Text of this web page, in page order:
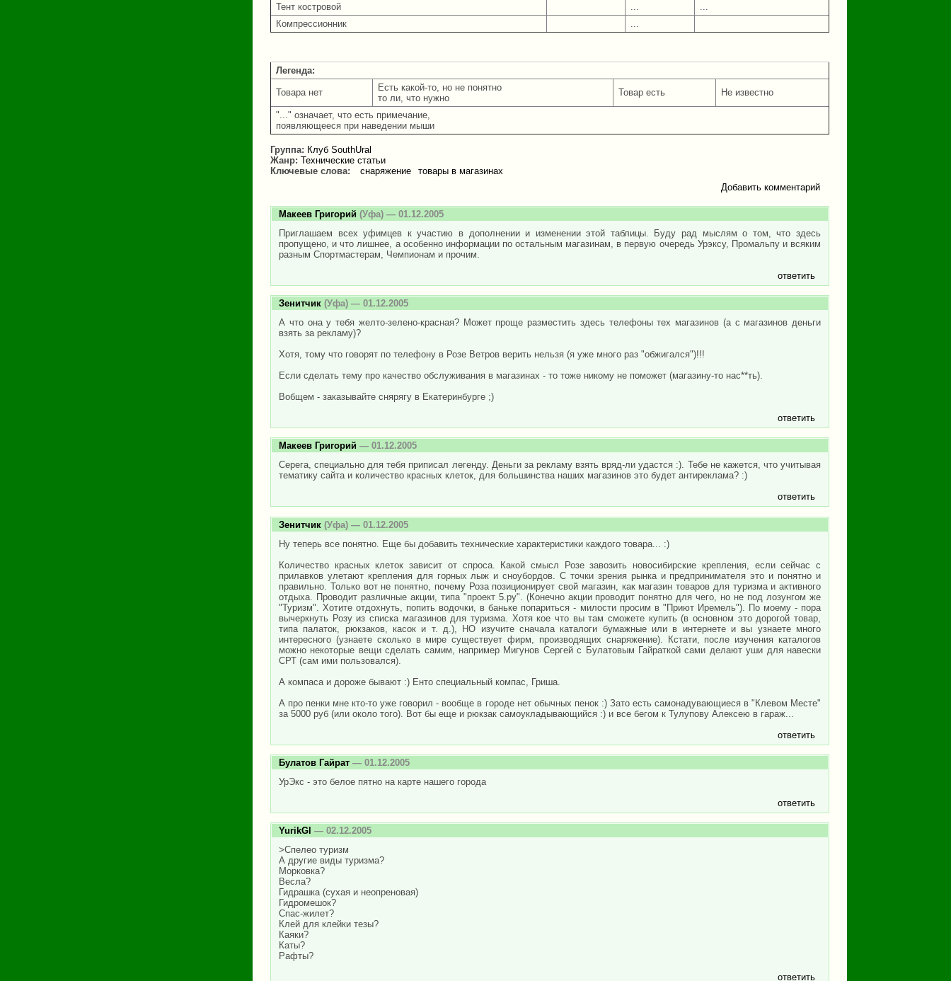
Тент костровой
Компрессионник
Легенда:
Товара нет
Есть какой-то, но не понятно
то ли, что нужно
Товар есть Не известно
"..." означает, что есть примечание,
появляющееся при наведении мыши
Группа: Клуб SouthUral
Жанр: Технические статьи
Ключевые слова:
снаряжение
товары в магазинах
Добавить комментарий
Макеев Григорий (Уфа) — 01.12.2005
Приглашаем всех уфимцев к участию в дополнении и изменении этой таблицы. Буду рад мыслям о том, что здесь
пропущено, и что лишнее, а особенно информации по остальным магазинам, в первую очередь Урэксу, Промальпу и всяким
разным Спортмастерам, Чемпионам и прочим.
ответить
Зенитчик (Уфа) — 01.12.2005
А что она у тебя желто-зелено-красная? Может проще разместить здесь телефоны тех магазинов (а с магазинов деньги
взять за рекламу)?
Хотя, тому что говорят по телефону в Розе Ветров верить нельзя (я уже много раз "обжигался")!!!
Если сделать тему про качество обслуживания в магазинах - то тоже никому не поможет (магазину-то нас**ть).
Вобщем - заказывайте снярягу в Екатеринбурге ;)
ответить
Макеев Григорий — 01.12.2005
Серега, специально для тебя приписал легенду. Деньги за рекламу взять вряд-ли удастся :). Тебе не кажется, что учитывая
тематику сайта и количество красных клеток, для большинства наших магазинов это будет антиреклама? :)
ответить
Зенитчик (Уфа) — 01.12.2005
Ну теперь все понятно. Еще бы добавить технические характеристики каждого товара... :)
Количество красных клеток зависит от спроса. Какой смысл Розе завозить новосибирские крепления, если сейчас с
прилавков улетают крепления для горных лыж и сноубордов. С точки зрения рынка и предпринимателя это и понятно и
правильно. Только вот не понятно, почему Роза позиционирует свой магазин, как магазин товаров для туризма и активного
отдыха. Проводит различные акции, типа "проект 5.ру". (Конечно акции проводит понятно для чего, но не под лозунгом же
"Туризм". Хотите отдохнуть, попить водочки, в баньке попариться - милости просим в "Приют Иремель"). По моему - пора
вычеркнуть Розу из списка магазинов для туризма. Хотя кое что вы там сможете купить (в основном это дорогой товар,
типа палаток, рюкзаков, касок и т. д.), НО изучите сначала каталоги бумажные или в интернете и вы узнаете много
интересного (узнаете сколько в мире существует фирм, производящих снаряжение). Кстати, после изучения каталогов
можно некоторые вещи сделать самим, например Мигунов Сергей с Булатовым Гайраткой сами делают уши для навески
СРТ (сам ими пользовался).
А компаса и дороже бывают :) Енто специальный компас, Гриша.
А про пенки мне кто-то уже говорил - вообще в городе нет обычных пенок :) Зато есть самонадувающиеся в "Клевом Месте"
за 5000 руб (или около того). Вот бы еще и рюкзак самоукладывающийся :) и все бегом к Тулупову Алексею в гараж...
ответить
Булатов Гайрат — 01.12.2005
УрЭкс - это белое пятно на карте нашего города
ответить
YurikGl — 02.12.2005
>Спелео туризм
А другие виды туризма?
Морковка?
Весла?
Гидрашка (сухая и неопреновая)
Гидромешок?
Спас-жилет?
Клей для клейки тезы?
Каяки?
Каты?
Рафты?
ответить